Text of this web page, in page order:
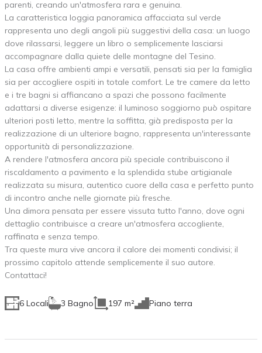
parenti, creando un'atmosfera rara e genuina.
La caratteristica loggia panoramica affacciata sul verde
rappresenta uno degli angoli più suggestivi della casa: un luogo
dove rilassarsi, leggere un libro o semplicemente lasciarsi
accompagnare dalla quiete delle montagne del Tesino.
La casa offre ambienti ampi e versatili, pensati sia per la famiglia
sia per accogliere ospiti in totale comfort. Le tre camere da letto
e i tre bagni si affiancano a spazi che possono facilmente
adattarsi a diverse esigenze: il luminoso soggiorno può ospitare
ulteriori posti letto, mentre la soffitta, già predisposta per la
realizzazione di un ulteriore bagno, rappresenta un'interessante
opportunità di personalizzazione.
A rendere l'atmosfera ancora più speciale contribuiscono il
riscaldamento a pavimento e la splendida stube artigianale
realizzata su misura, autentico cuore della casa e perfetto punto
di incontro anche nelle giornate più fresche.
Una dimora pensata per essere vissuta tutto l'anno, dove ogni
dettaglio contribuisce a creare un'atmosfera accogliente,
raffinata e senza tempo.
Tra queste mura vive ancora il calore dei momenti condivisi; il
prossimo capitolo attende semplicemente il suo autore.
Contattaci!
6 Locali 3 Bagno 197 m² Piano terra